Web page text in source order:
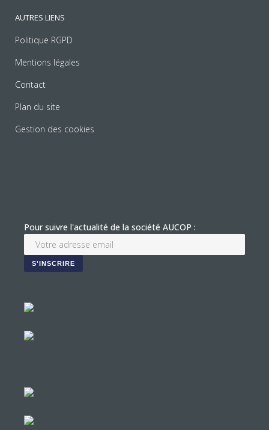
AUTRES LIENS
Politique RGPD
Mentions légales
Contact
Plan du site
Gestion des cookies
Pour suivre l'actualité de la société AUCOP :